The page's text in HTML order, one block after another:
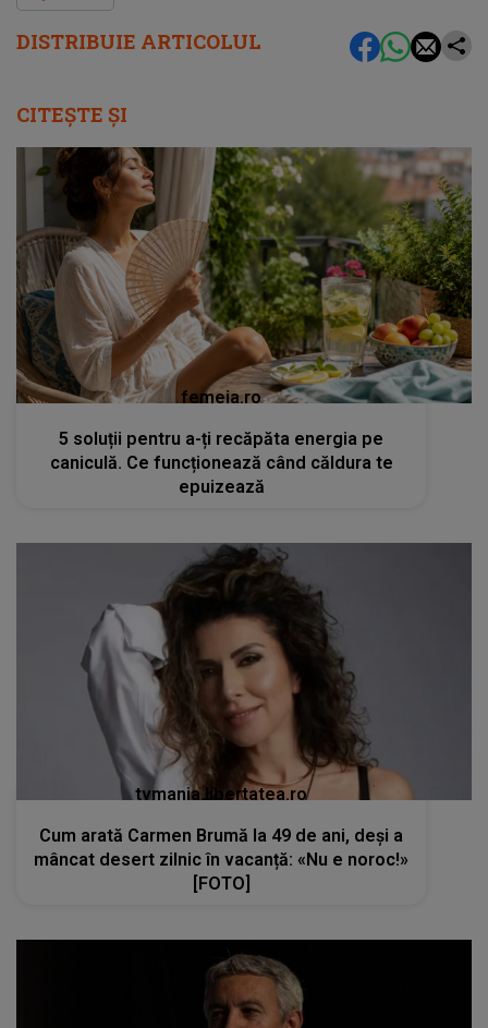
DISTRIBUIE ARTICOLUL
CITEȘTE ȘI
femeia.ro
5 soluții pentru a-ți recăpăta energia pe
caniculă. Ce funcționează când căldura te
epuizează
tvmania.libertatea.ro
Cum arată Carmen Brumă la 49 de ani, deși a
mâncat desert zilnic în vacanță: «Nu e noroc!»
[FOTO]